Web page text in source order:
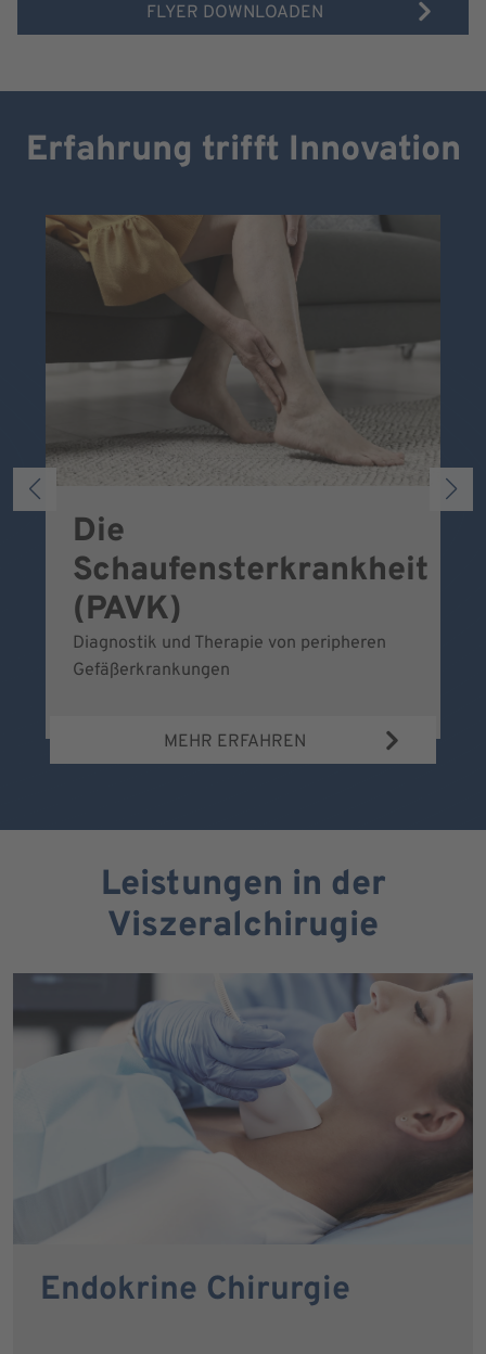
FLYER DOWNLOADEN
Erfahrung trifft Innovation
Die
Schaufensterkrankheit
(PAVK)
Diagnostik und Therapie von peripheren
Gefäßerkrankungen
MEHR ERFAHREN
Leistungen in der
Viszeralchirugie
Endokrine Chirurgie